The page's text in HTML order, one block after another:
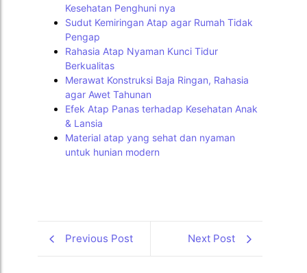
Kesehatan Penghuni nya
Sudut Kemiringan Atap agar Rumah Tidak
Pengap
Rahasia Atap Nyaman Kunci Tidur
Berkualitas
Merawat Konstruksi Baja Ringan, Rahasia
agar Awet Tahunan
Efek Atap Panas terhadap Kesehatan Anak
& Lansia
Material atap yang sehat dan nyaman
untuk hunian modern
Previous Post Next Post